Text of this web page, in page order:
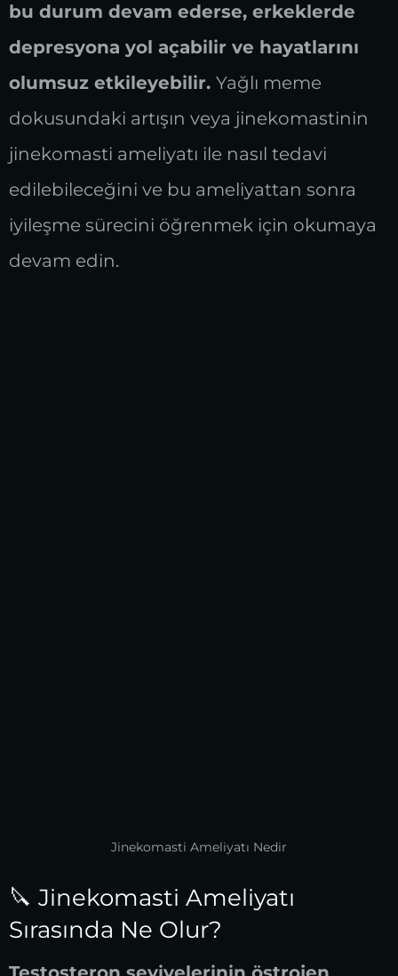
bu durum devam ederse, erkeklerde
depresyona yol açabilir ve hayatlarını
olumsuz etkileyebilir. Yağlı meme
dokusundaki artışın veya jinekomastinin
jinekomasti ameliyatı ile nasıl tedavi
edilebileceğini ve bu ameliyattan sonra
iyileşme sürecini öğrenmek için okumaya
devam edin.
Jinekomasti Ameliyatı Nedir
🔪 Jinekomasti Ameliyatı
Sırasında Ne Olur?